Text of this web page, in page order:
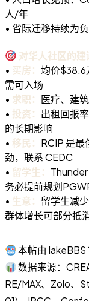
人/年
• 省际迁移持续为
对华人社区的建
• 买房： 均价$38.6
需可入场
• 求职： 医疗、建
• 投资： 出租回报
的长期影响
• 移民： RCIP 是最
劲，联系 CEDC
• 留学生： Thunder
务必提前规划
• 生意： 留学生减
群体增长可部分抵
本帖由
数据来源：
RE/MAX、Zolo、